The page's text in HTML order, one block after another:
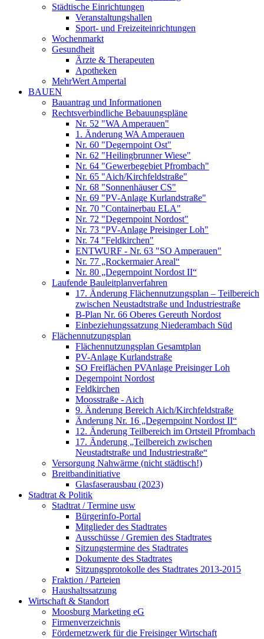
Städtische Einrichtungen
Veranstaltungshallen
Sport- und Freizeiteinrichtungen
Wochenmarkt
Gesundheit
Ärzte & Therapeuten
Apotheken
MehrWert Ampertal
BAUEN
Bauantrag und Informationen
Rechtsverbindliche Bebauungspläne
Nr. 52 "WA Amperauen"
1. Änderung WA Amperauen
Nr. 60 "Degernpoint Ost"
Nr. 62 "Heilingbrunner Wiese"
Nr. 64 "Gewerbegebiet Pfrombach"
Nr. 65 "Aich/Kirchfeldstraße"
Nr. 68 "Sonnenhäuser CS"
Nr. 69 "PV-Anlage Kurlandstraße"
Nr. 70 "Containerbau ELA"
Nr. 72 "Degernpoint Nordost"
Nr. 73 "PV-Anlage Preisinger Loh"
Nr. 74 "Feldkirchen"
ENTWURF - Nr. 63 "SO Amperauen"
Nr. 77 „Rockermaier Areal“
Nr. 80 „Degernpoint Nordost II“
Laufende Bauleitplanverfahren
17. Änderung Flächennutzungsplan – Teilbereich
zwischen Neustadtstraße und Industriestraße
B-Plan Nr. 66 Oberes Gereuth Nordost
Einbeziehungssatzung Niederambach Süd
Flächennutzungsplan
Flächennutzungsplan Gesamtplan
PV-Anlage Kurlandstraße
SO Freiflächen PV­Anlage Preisinger Loh
Degernpoint Nordost
Feldkirchen
Moosstraße - Aich
9. Änderung Bereich Aich/Kirchfeldstraße
Änderung Nr. 16 „Degernpoint Nordost II“
12. Änderung Teilbereich im Ortsteil Pfrombach
17. Änderung „Teilbereich zwischen
Neustadtstraße und Industriestraße“
Versorgung Nahwärme (nicht städtisch!)
Breitbandinitiative
Glasfaserausbau (2023)
Stadtrat & Politik
Stadtrat / Termine usw
Bürgerinfo-Portal
Mitglieder des Stadtrates
Ausschüsse / Gremien des Stadtrates
Sitzungstermine des Stadtrates
Dokumente des Stadtrates
Sitzungsprotokolle des Stadtrates 2013-2015
Fraktion / Parteien
Haushaltssatzung
Wirtschaft & Standort
Moosburg Marketing eG
Firmenverzeichnis
Fördernetzwerk für die Freisinger Wirtschaft